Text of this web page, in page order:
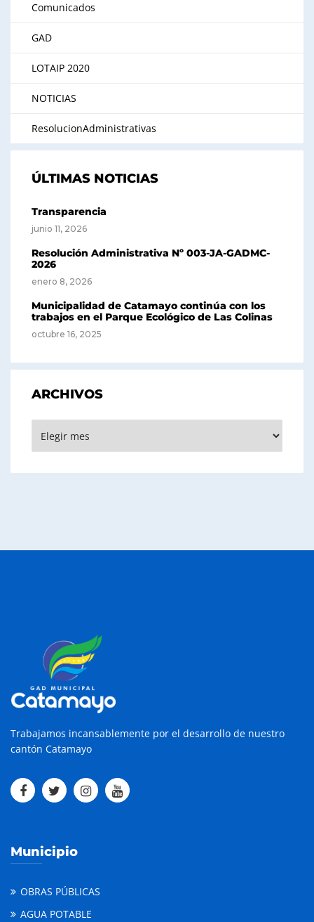
Comunicados
GAD
LOTAIP 2020
NOTICIAS
ResolucionAdministrativas
ÚLTIMAS NOTICIAS
Transparencia
junio 11, 2026
Resolución Administrativa Nº 003-JA-GADMC-
2026
enero 8, 2026
Municipalidad de Catamayo continúa con los
trabajos en el Parque Ecológico de Las Colinas
octubre 16, 2025
ARCHIVOS
Trabajamos incansablemente por el desarrollo de nuestro
cantón Catamayo
Municipio
OBRAS PÚBLICAS
AGUA POTABLE